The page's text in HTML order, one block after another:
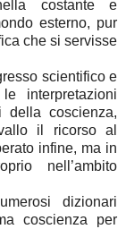
costante e
esterno, pur
che si servisse
scientifico e
interpretazioni
coscienza,
il ricorso al
infine, ma in
nell’ambito
dizionari
coscienza per